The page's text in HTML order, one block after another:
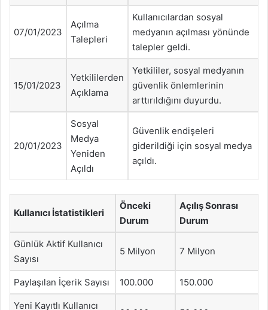
07/01/2023
Açılma
Talepleri
Kullanıcılardan sosyal
medyanın açılması yönünde
talepler geldi.
15/01/2023
Yetkililerden
Açıklama
Yetkililer, sosyal medyanın
güvenlik önlemlerinin
arttırıldığını duyurdu.
20/01/2023
Sosyal
Medya
Yeniden
Açıldı
Güvenlik endişeleri
giderildiği için sosyal medya
açıldı.
Kullanıcı İstatistikleri
Önceki
Durum
Açılış Sonrası
Durum
Günlük Aktif Kullanıcı
Sayısı
5 Milyon 7 Milyon
Paylaşılan İçerik Sayısı 100.000 150.000
Yeni Kayıtlı Kullanıcı